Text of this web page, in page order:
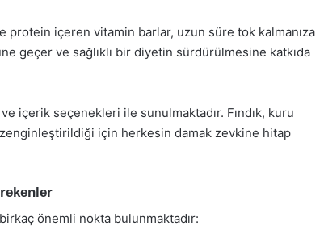
protein içeren vitamin barlar, uzun süre tok kalmanıza
geçer ve sağlıklı bir diyetin sürdürülmesine katkıda
içerik seçenekleri ile sunulmaktadır. Fındık, kuru
için herkesin damak zevkine hitap
önemli nokta bulunmaktadır: